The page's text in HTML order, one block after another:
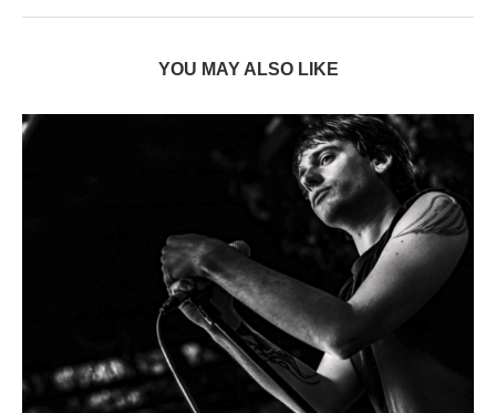
YOU MAY ALSO LIKE